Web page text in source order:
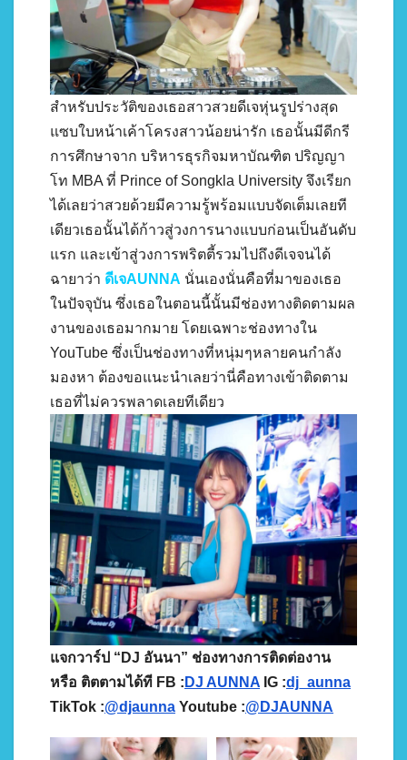
สำหรับประวัติของเธอสาวสวยดีเจหุ่นรูปร่างสุด
แซบใบหน้าเค้าโครงสาวน้อยน่ารัก เธอนั้นมีดีกรี
การศึกษาจาก บริหารธุรกิจมหาบัณฑิต ปริญญา
โท MBA ที่ Prince of Songkla University จึงเรียก
ได้เลยว่าสวยด้วยมีความรู้พร้อมแบบจัดเต็มเลยที
เดียวเธอนั้นได้ก้าวสู่วงการนางแบบก่อนเป็นอันดับ
แรก และเข้าสู่วงการพริตตี้รวมไปถึงดีเจจนได้
ฉายาว่า ดีเจAUNNA นั่นเองนั่นคือที่มาของเธอ
ในปัจจุบัน ซึ่งเธอในตอนนี้นั้นมีช่องทางติดตามผล
งานของเธอมากมาย โดยเฉพาะช่องทางใน
YouTube ซึ่งเป็นช่องทางที่หนุ่มๆหลายคนกำลัง
มองหา ต้องขอแนะนำเลยว่านี่คือทางเข้าติดตาม
เธอที่ไม่ควรพลาดเลยทีเดียว
แจกวาร์ป “DJ อันนา” ช่องทางการติดต่องาน
หรือ ติตตามได้ที FB : DJ AUNNA IG :dj_aunna
TikTok :@djaunna Youtube :@DJAUNNA